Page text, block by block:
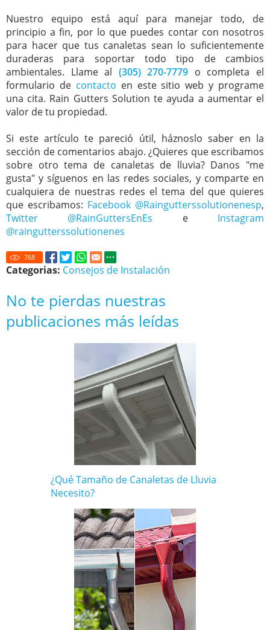
Nuestro equipo está aquí para manejar todo, de
principio a fin, por lo que puedes contar con nosotros
para hacer que tus canaletas sean lo suficientemente
duraderas para soportar todo tipo de cambios
ambientales. Llame al (305) 270-7779 o completa el
formulario de contacto en este sitio web y programe
una cita. Rain Gutters Solution te ayuda a aumentar el
valor de tu propiedad.
Si este artículo te pareció útil, háznoslo saber en la
sección de comentarios abajo. ¿Quieres que escribamos
sobre otro tema de canaletas de lluvia? Danos "me
gusta" y síguenos en las redes sociales, y comparte en
cualquiera de nuestras redes el tema del que quieres
que escribamos: Facebook @Raingutterssolutionenesp,
Twitter @RainGuttersEnEs e Instagram
@raingutterssolutionenes
768
Categorias: Consejos de Instalación
No te pierdas nuestras
publicaciones más leídas
¿Qué Tamaño de Canaletas de Lluvia
Necesito?